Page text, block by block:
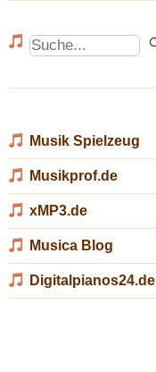
Musik Spielzeug
Musikprof.de
xMP3.de
Musica Blog
Digitalpianos24.de